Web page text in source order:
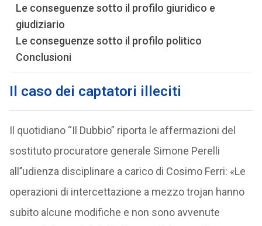
Le conseguenze sotto il profilo giuridico e
giudiziario
Le conseguenze sotto il profilo politico
Conclusioni
Il caso dei captatori illeciti
Il quotidiano “Il Dubbio” riporta le affermazioni del
sostituto procuratore generale Simone Perelli
all’’udienza disciplinare a carico di Cosimo Ferri: «Le
operazioni di intercettazione a mezzo trojan hanno
subito alcune modifiche e non sono avvenute